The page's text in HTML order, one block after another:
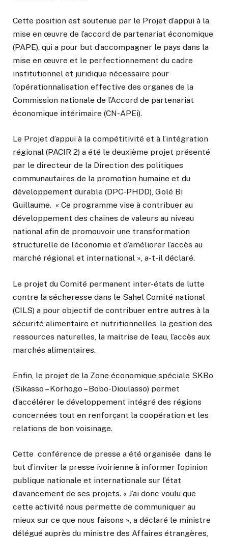
Cette position est soutenue par le Projet d’appui à la
mise en œuvre de l’accord de partenariat économique
(PAPE), qui a pour but d’accompagner le pays dans la
mise en œuvre et le perfectionnement du cadre
institutionnel et juridique nécessaire pour
l’opérationnalisation effective des organes de la
Commission nationale de l’Accord de partenariat
économique intérimaire (CN-APEi).
Le Projet d’appui à la compétitivité et à l’intégration
régional (PACIR 2) a été le deuxième projet présenté
par le directeur de la Direction des politiques
communautaires de la promotion humaine et du
développement durable (DPC-PHDD), Golé Bi
Guillaume. « Ce programme vise à contribuer au
développement des chaines de valeurs au niveau
national afin de promouvoir une transformation
structurelle de l’économie et d’améliorer l’accès au
marché régional et international », a-t-il déclaré.
Le projet du Comité permanent inter-états de lutte
contre la sécheresse dans le Sahel Comité national
(CILS) a pour objectif de contribuer entre autres à la
sécurité alimentaire et nutritionnelles, la gestion des
ressources naturelles, la maitrise de l’eau, l’accès aux
marchés alimentaires.
Enfin, le projet de la Zone économique spéciale SKBo
(Sikasso – Korhogo – Bobo-Dioulasso) permet
d’accélérer le développement intégré des régions
concernées tout en renforçant la coopération et les
relations de bon voisinage.
Cette conférence de presse a été organisée dans le
but d’inviter la presse ivoirienne à informer l’opinion
publique nationale et internationale sur l’état
d’avancement de ses projets. « J’ai donc voulu que
cette activité nous permette de communiquer au
mieux sur ce que nous faisons », a déclaré le ministre
délégué auprès du ministre des Affaires étrangères,